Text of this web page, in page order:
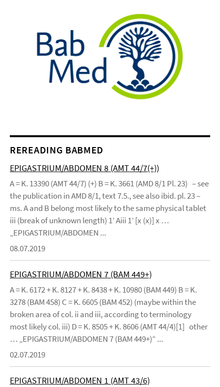
REREADING BABMED
EPIGASTRIUM/ABDOMEN 8 (AMT 44/7(+))
A = K. 13390 (AMT 44/7) (+) B = K. 3661 (AMD 8/1 Pl. 23) – see
the publication in AMD 8/1, text 7.5., see also ibid. pl. 23 –
ms. A and B belong most likely to the same physical tablet
iii (break of unknown length) 1’ Aiii 1’ [x (x)] x …
„EPIGASTRIUM/ABDOMEN ...
08.07.2019
EPIGASTRIUM/ABDOMEN 7 (BAM 449+)
A = K. 6172 + K. 8127 + K. 8438 + K. 10980 (BAM 449) B = K.
3278 (BAM 458) C = K. 6605 (BAM 452) (maybe within the
broken area of col. ii and iii, according to terminology
most likely col. iii) D = K. 8505 + K. 8606 (AMT 44/4)[1] other
… „EPIGASTRIUM/ABDOMEN 7 (BAM 449+)“ ...
02.07.2019
EPIGASTRIUM/ABDOMEN 1 (AMT 43/6)